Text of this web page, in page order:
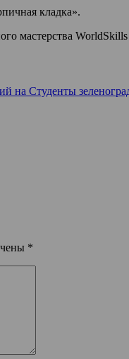
кладка».
мастерства
на Студенты
*